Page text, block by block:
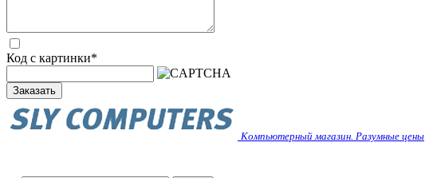
Код с картинки*
Заказать
Компьютерный магазин. Разумные цены